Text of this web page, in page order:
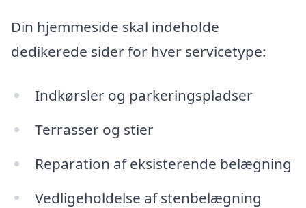
Din hjemmeside skal indeholde
dedikerede sider for hver servicetype:
Indkørsler og parkeringspladser
Terrasser og stier
Reparation af eksisterende belægning
Vedligeholdelse af stenbelægning